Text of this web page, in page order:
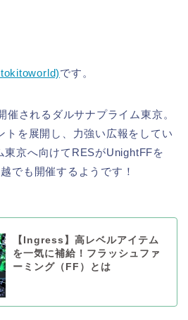
です。
催されるダルサナプライム東京。
トを展開し、力強い広報をしてい
東京へ向けてRESがUnightFFを
でも開催するようです！
【Ingress】高レベルアイテム
を一気に補給！フラッシュファ
ーミング（FF）とは